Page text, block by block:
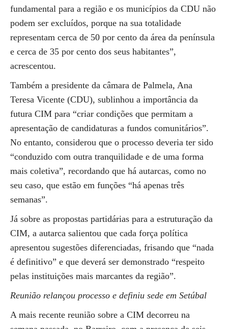
fundamental para a região e os municípios da CDU não
podem ser excluídos, porque na sua totalidade
representam cerca de 50 por cento da área da península
e cerca de 35 por cento dos seus habitantes”,
acrescentou.
Também a presidente da câmara de Palmela, Ana
Teresa Vicente (CDU), sublinhou a importância da
futura CIM para “criar condições que permitam a
apresentação de candidaturas a fundos comunitários”.
No entanto, considerou que o processo deveria ter sido
“conduzido com outra tranquilidade e de uma forma
mais coletiva”, recordando que há autarcas, como no
seu caso, que estão em funções “há apenas três
semanas”.
Já sobre as propostas partidárias para a estruturação da
CIM, a autarca salientou que cada força política
apresentou sugestões diferenciadas, frisando que “nada
é definitivo” e que deverá ser demonstrado “respeito
pelas instituições mais marcantes da região”.
Reunião relançou processo e definiu sede em Setúbal
A mais recente reunião sobre a CIM decorreu na